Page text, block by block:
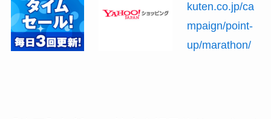
kuten.co.jp/ca
mpaign/point-
up/marathon/